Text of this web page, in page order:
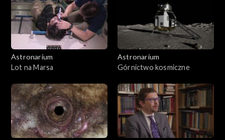
Astronarium
Lot na Marsa
Astronarium
Górnictwo kosmiczne